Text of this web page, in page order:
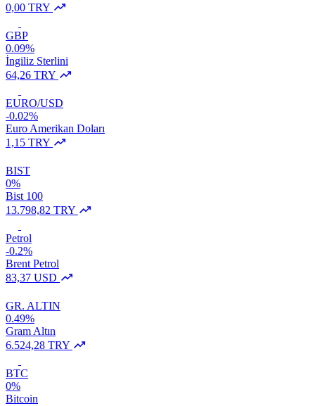
0,00 TRY
GBP
0.09%
İngiliz Sterlini
64,26 TRY
EURO/USD
-0.02%
Euro Amerikan Doları
1,15 TRY
BIST
0%
Bist 100
13.798,82 TRY
Petrol
-0.2%
Brent Petrol
83,37 USD
GR. ALTIN
0.49%
Gram Altın
6.524,28 TRY
BTC
0%
Bitcoin